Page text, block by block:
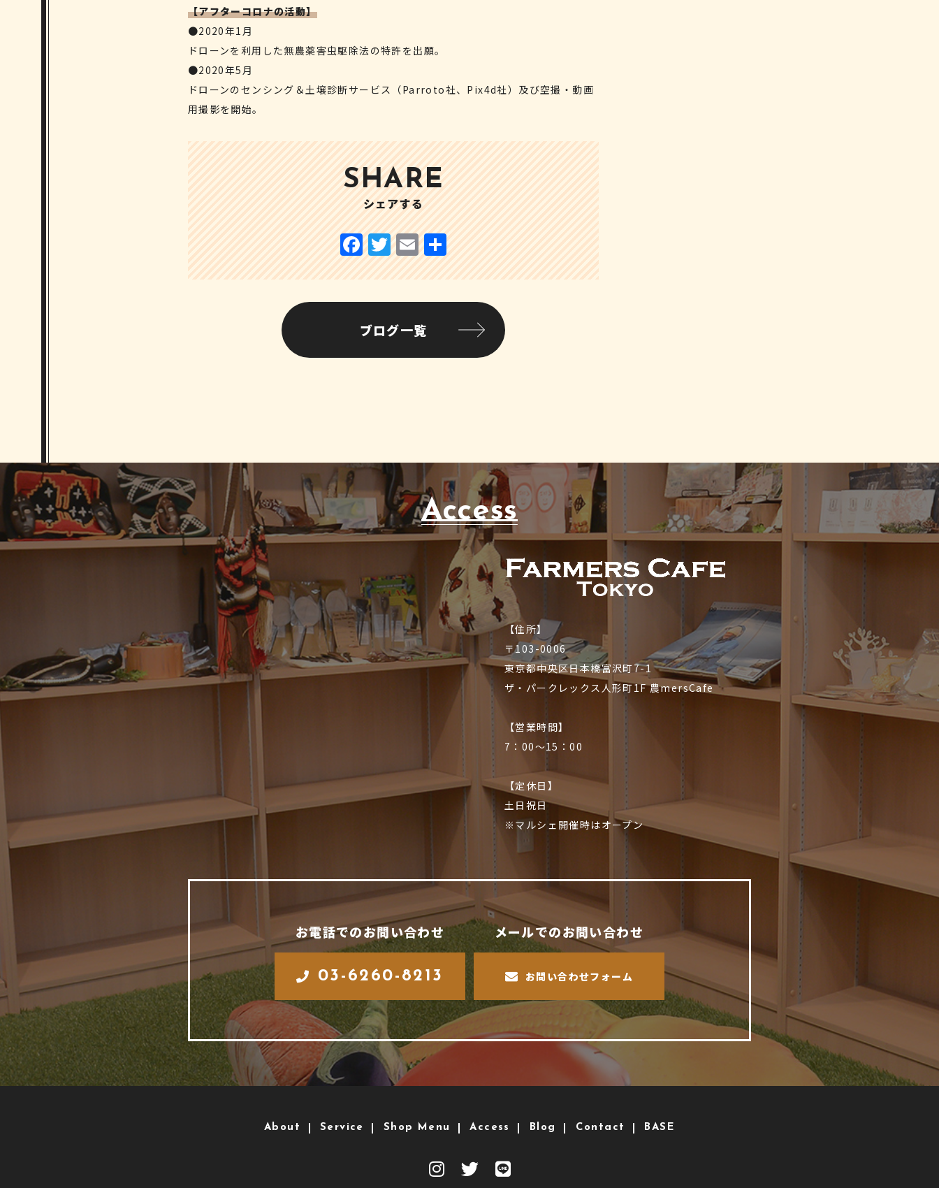
【アフターコロナの活動】
●2020年1月
ドローンを利用した無農薬害虫駆除法の特許を出願。
●2020年5月
ドローンのセンシング＆土壌診断サービス（Parroto社、Pix4d社）及び空撮・動画
用撮影を開始。
SHARE
シェアする
F
a
c
e
b
o
T
w
it
te
r
E
m
ai
l
共
有
ブログ一覧
Access
【住所】
〒103-0006
東京都中央区日本橋富沢町7-1
ザ・パークレックス人形町1F農mersCafe
【営業時間】
7：00〜15：00
【定休日】
土日祝日
※マルシェ開催時はオープン
お電話でのお問い合わせ
03-6260-8213
メールでのお問い合わせ
お問い合わせフォーム
About Service Shop Menu Access Blog Contact BASE